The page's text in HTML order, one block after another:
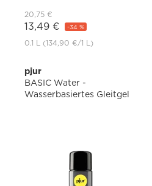
20,75 €
13,49 € -34 %
0.1 L (134,90 €/1 L)
pjur
BASIC Water -
Wasserbasiertes Gleitgel